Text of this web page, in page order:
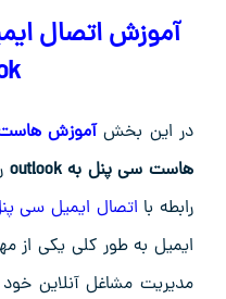
آموزش اتصال
در این بخشآموزش
هاست سی پنل به outlook
رابطه با اتصال ایمیل سی
ایمیل به طور کلی یکی از
مدیریت مشاغل آنلاین خود